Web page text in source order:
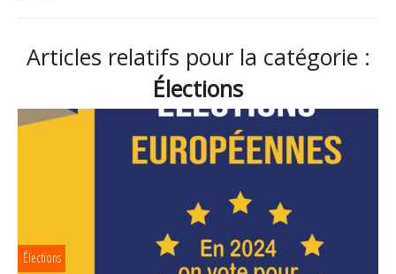
Articles relatifs pour la catégorie :
Élections
Élections